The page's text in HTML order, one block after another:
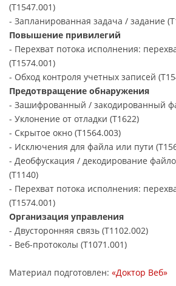
(T1547.001)
- Запланированная задача / задание
Повышение привилегий
- Перехват потока исполнения:
(T1574.001)
- Обход контроля учетных записей
Предотвращение обнаружения
- Зашифрованный / закодированный
- Уклонение от отладки (T1622)
- Скрытое окно (T1564.003)
- Исключения для файла или пути
- Деобфускация / декодирование
(T1140)
- Перехват потока исполнения:
(T1574.001)
Организация управления
- Двусторонняя связь (T1102.002)
- Веб-протоколы (T1071.001)
Материал подготовлен: «Доктор Веб»